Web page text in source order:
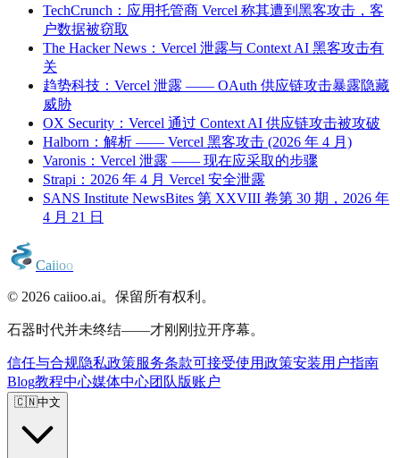
TechCrunch：应用托管商 Vercel 称其遭到黑客攻击，客
户数据被窃取
The Hacker News：Vercel 泄露与 Context AI 黑客攻击有
关
趋势科技：Vercel 泄露 —— OAuth 供应链攻击暴露隐藏
威胁
OX Security：Vercel 通过 Context AI 供应链攻击被攻破
Halborn：解析 —— Vercel 黑客攻击 (2026 年 4 月)
Varonis：Vercel 泄露 —— 现在应采取的步骤
Strapi：2026 年 4 月 Vercel 安全泄露
SANS Institute NewsBites 第 XXVIII 卷第 30 期，2026 年
4 月 21 日
Caiioo
© 2026 caiioo.ai。保留所有权利。
石器时代并未终结——才刚刚拉开序幕。
信任与合规隐私政策服务条款可接受使用政策安装用户指南
Blog教程中心媒体中心团队版账户
🇨🇳中文